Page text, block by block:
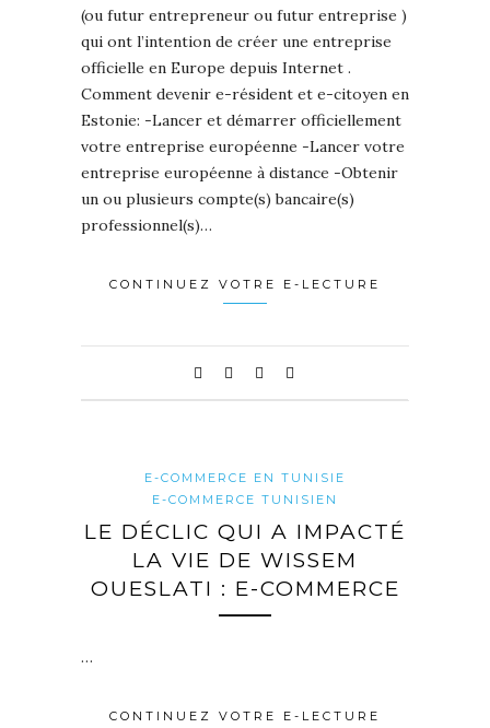
(ou futur entrepreneur ou futur entreprise )
qui ont l’intention de créer une entreprise
officielle en Europe depuis Internet .
Comment devenir e-résident et e-citoyen en
Estonie: -Lancer et démarrer officiellement
votre entreprise européenne -Lancer votre
entreprise européenne à distance -Obtenir
un ou plusieurs compte(s) bancaire(s)
professionnel(s)…
CONTINUEZ VOTRE E-LECTURE
E-COMMERCE EN TUNISIE
E-COMMERCE TUNISIEN
LE DÉCLIC QUI A IMPACTÉ
LA VIE DE WISSEM
OUESLATI : E-COMMERCE
…
CONTINUEZ VOTRE E-LECTURE